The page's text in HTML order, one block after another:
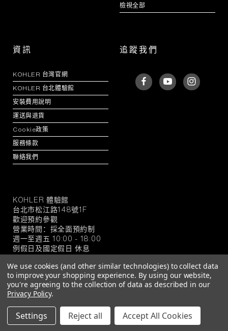
檢視全部
資訊
KOHLER 台灣官網
KOHLER 台北體驗館
安裝費用說明
運送與退貨
Cookie政策
服務條款
聯絡我們
追蹤我們
KOHLER
官
方
旗
艦
店
KOHLER 體驗館
台北市松江路148號1F
歡迎預約參觀
營業時間：採全面預約制
週一至週五 10:00 - 18:00
例假日及國定假日 休息
© 2026 KOHLER 官方旗艦店
We use cookies (and other similar technologies) to collect data
to improve your shopping experience. By using our website,
you're agreeing to the collection of data as described in our
Privacy Policy.
Settings Reject all Accept All Cookies